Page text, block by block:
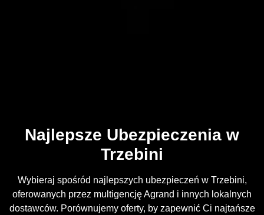
Najlepsze Ubezpieczenia w
Trzebini
Wybieraj spośród najlepszych ubezpieczeń w Trzebini,
oferowanych przez multigencję Agrand i innych lokalnych
dostawców. Porównujemy oferty, by zapewnić Ci najtańsze